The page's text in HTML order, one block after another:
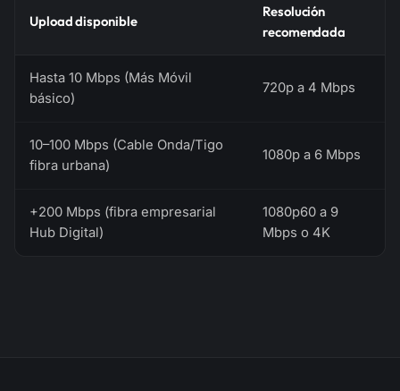
Upload disponible
Resolución
recomendada
Hasta 10 Mbps (Más Móvil
básico)
720p a 4 Mbps
10–100 Mbps (Cable Onda/Tigo
fibra urbana)
1080p a 6 Mbps
+200 Mbps (fibra empresarial
Hub Digital)
1080p60 a 9
Mbps o 4K